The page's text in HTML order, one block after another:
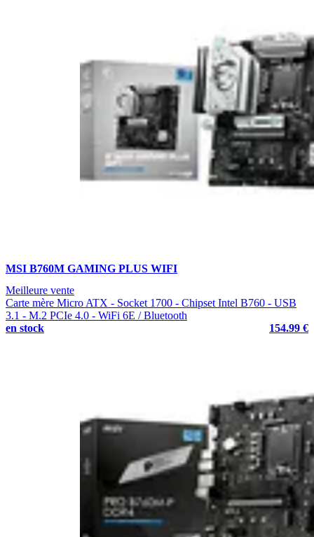
MSI B760M GAMING PLUS WIFI
Meilleure vente
Carte mère Micro ATX - Socket 1700 - Chipset Intel B760 - USB
3.1 - M.2 PCIe 4.0 - WiFi 6E / Bluetooth
en stock
154.99 €